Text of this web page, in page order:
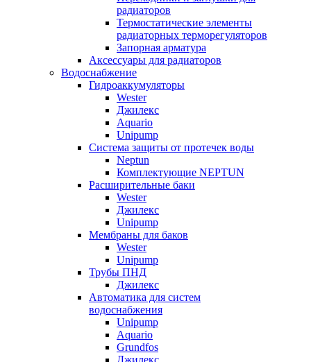
радиаторов
Термостатические элементы
радиаторных терморегуляторов
Запорная арматура
Аксессуары для радиаторов
Водоснабжение
Гидроаккумуляторы
Wester
Джилекс
Aquario
Unipump
Система защиты от протечек воды
Neptun
Комплектующие NEPTUN
Расширительные баки
Wester
Джилекс
Unipump
Мембраны для баков
Wester
Unipump
Трубы ПНД
Джилекс
Автоматика для систем
водоснабжения
Unipump
Aquario
Grundfos
Джилекс